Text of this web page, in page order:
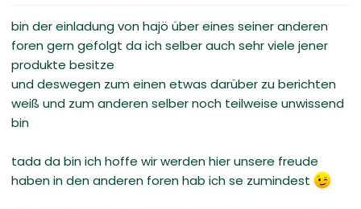
m
bin der einladung von hajö über eines seiner anderen
foren gern gefolgt da ich selber auch sehr viele jener
produkte besitze
und deswegen zum einen etwas darüber zu berichten
weiß und zum anderen selber noch teilweise unwissend
bin
tada da bin ich hoffe wir werden hier unsere freude
haben in den anderen foren hab ich se zumindest